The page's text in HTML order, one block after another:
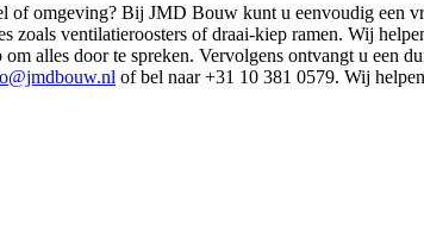
of omgeving? Bij JMD Bouw kunt u eenvoudig een
zoals ventilatieroosters of draai-kiep ramen. Wij
alles door te spreken. Vervolgens ontvangt u een
of bel naar +31 10 381 0579. Wij